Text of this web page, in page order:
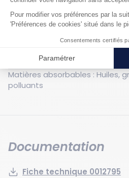
Poids : 8 kg
Largeur hors tout : 80 mm
Longueur hors tout : 1200 mm
Matériau : Polypropylène
Matières absorbables : Huiles,
polluants
Documentation
Fiche technique 0012795